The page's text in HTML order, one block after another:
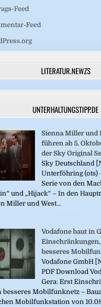
Feed
Feed
LITERATUR.NEWZS
UNTERHALTUNGSTIPP.DE
Sienna Miller und
führen ab 5.
der Sky Original
Sky Deutschland
Unterföhring (ots)
Serie von den
und „Hijack“ – In den
Miller und West...
Vodafone baut in
besseres
Vodafone GmbH
PDF Download
Gera: Erst
besseres Mobilfunknetz –
Mobilfunkstation von